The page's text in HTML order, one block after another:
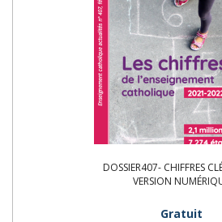
DOSSIER407- CHIFFRES
VERSION
Gratuit